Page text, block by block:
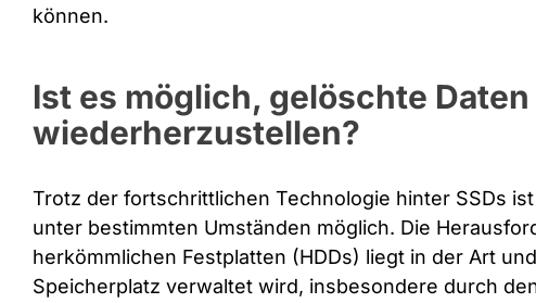
können.
Ist es möglich, gelöschte Daten
wiederherzustellen?
Trotz der fortschrittlichen Technologie hinter SSDs
unter bestimmten Umständen möglich. Die
herkömmlichen Festplatten (HDDs) liegt in der Art
Speicherplatz verwaltet wird, insbesondere durch